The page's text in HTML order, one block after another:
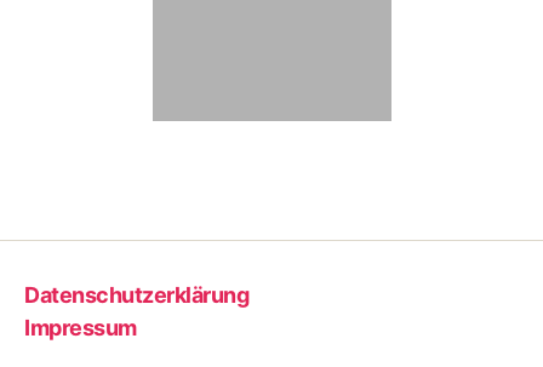
Datenschutzerklärung
Impressum